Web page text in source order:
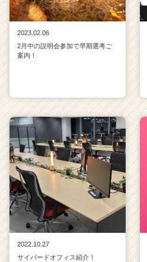
2023.02.06
2月中の説明会参加で早期選考ご
案内！
2022.10.27
サイバードオフィス紹介！